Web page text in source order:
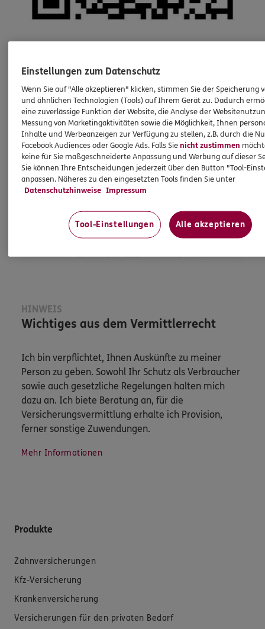
HINWEIS
Wichtiges aus dem Vermittlerrecht
Ich bin verpflichtet, Ihnen Auskünfte zu meiner
Person zu geben. Sowohl Ihr Schutz als Verbraucher
sowie auch gesetzliche Regelungen halten mich
dazu an. Ich biete Beratung an, für die
Versicherungsvermittlung erhalte ich Provision,
ferner sonstige Zuwendungen.
Mehr Informationen
Produkte
Zahnversicherungen
Kfz-Versicherung
Krankenversicherung
Versicherungen für den privaten Bedarf
Einstellungen zum Datenschutz
Wenn Sie auf "Alle akzeptieren" klicken, stimmen Sie der Speicherung
und ähnlichen Technologien (Tools) auf Ihrem Gerät zu. Dadurch
eine zuverlässige Funktion der Website, die Analyse der
Messung von Marketingaktivitäten sowie die Möglichkeit, Ihnen
Inhalte und Werbeanzeigen zur Verfügung zu stellen, z.B. durch die
Facebook Audiences oder Google Ads. Falls Sienicht zustimmen
keine für Sie maßgeschneiderte Anpassung und Werbung auf dieser
Sie können Ihre Entscheidungen jederzeit über den Button "Tool-
anpassen. Näheres zu den eingesetzten Tools finden Sie unter
Datenschutzhinweise Impressum
Tool-Einstellungen Alle akzeptieren